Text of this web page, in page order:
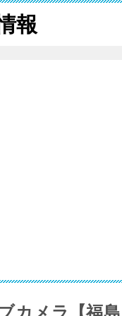
報
カメラ【福